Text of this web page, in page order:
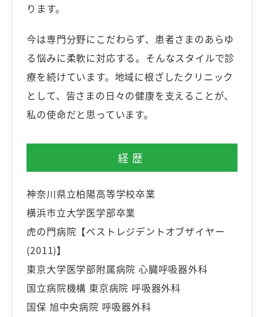
ります。
今は専門分野にこだわらず、患者さまのあらゆ
る悩みに柔軟に対応する。そんなスタイルで診
療を続けています。地域に根ざしたクリニック
として、皆さまの日々の健康を支えることが、
私の使命だと思っています。
経歴
神奈川県立柏陽高等学校卒業
横浜市立大学医学部卒業
虎の門病院【ベストレジデントオブザイヤー
(2011)】
東京大学医学部附属病院 心臓呼吸器外科
国立病院機構 東京病院 呼吸器外科
国保 旭中央病院 呼吸器外科